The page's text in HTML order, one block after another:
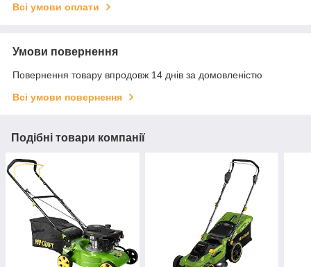
Всі умови оплати
Умови повернення
Повернення товару впродовж 14 днів за домовленістю
Всі умови повернення
Подібні товари компанії